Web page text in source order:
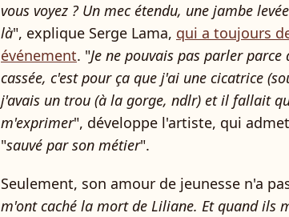
vous voyez ? Un mec étendu, une jambe
là", explique Serge Lama, qui a toujours
événement. "Je ne pouvais pas parler
cassée, c'est pour ça que j'ai une cicatrice
j'avais un trou (à la gorge, ndlr) et il fallait
m'exprimer", développe l'artiste, qui
"sauvé par son métier".
Seulement, son amour de jeunesse n'a
m'ont caché la mort de Liliane. Et quand ils